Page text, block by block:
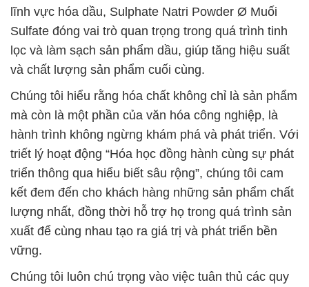
lĩnh vực hóa dầu, Sulphate Natri Powder Ø Muối
Sulfate đóng vai trò quan trọng trong quá trình tinh
lọc và làm sạch sản phẩm dầu, giúp tăng hiệu suất
và chất lượng sản phẩm cuối cùng.
Chúng tôi hiểu rằng hóa chất không chỉ là sản phẩm
mà còn là một phần của văn hóa công nghiệp, là
hành trình không ngừng khám phá và phát triển. Với
triết lý hoạt động “Hóa học đồng hành cùng sự phát
triển thông qua hiểu biết sâu rộng”, chúng tôi cam
kết đem đến cho khách hàng những sản phẩm chất
lượng nhất, đồng thời hỗ trợ họ trong quá trình sản
xuất để cùng nhau tạo ra giá trị và phát triển bền
vững.
Chúng tôi luôn chú trọng vào việc tuân thủ các quy